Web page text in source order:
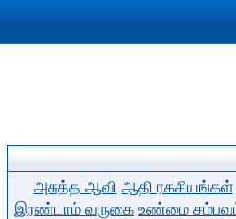
அசுத்த ஆவி ஆதி ரகசியங்கள்
இரண்டாம் வருகை உண்மை